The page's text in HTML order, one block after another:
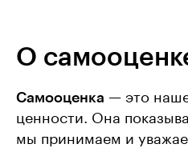
О
Самооценка — это
ценности. Она
мы принимаем и